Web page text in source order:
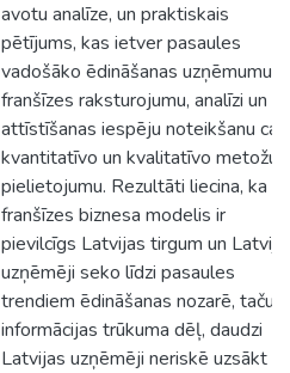
avotu analīze, un praktiskais
pētījums, kas ietver pasaules
vadošāko ēdināšanas uzņēmumu
franšīzes raksturojumu, analīzi un
attīstīšanas iespēju noteikšanu
kvantitatīvo un kvalitatīvo metožu
pielietojumu. Rezultāti liecina, ka
franšīzes biznesa modelis ir
pievilcīgs Latvijas tirgum un
uzņēmēji seko līdzi pasaules
trendiem ēdināšanas nozarē, taču
informācijas trūkuma dēļ, daudzi
Latvijas uzņēmēji neriskē uzsākt